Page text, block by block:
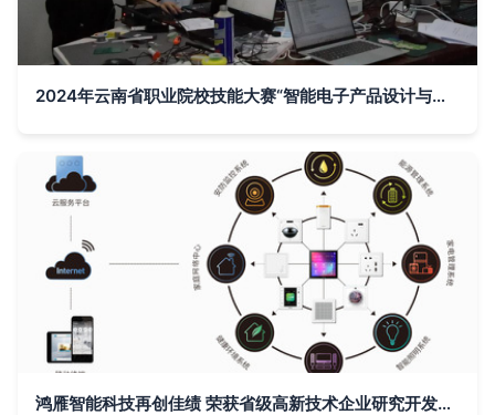
2024年云南省职业院校技能大赛“智能电子产品设计与开发”赛项在我校成功举办——以技为翼，赋能智能电子产品开发未来
鸿雁智能科技再创佳绩 荣获省级高新技术企业研究开发中心称号